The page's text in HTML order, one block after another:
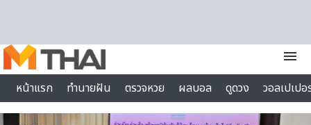
menu
หน้าแรก
ทำนายฝัน ตรวจหวย ผลบอล ดูดวง
วอลเปเป
ไลฟ์สไตล์